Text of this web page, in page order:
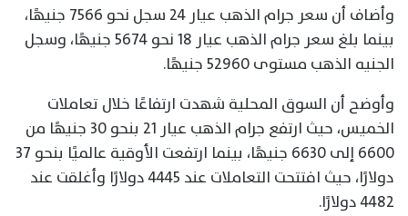
وأضاف أن سعر جرام الذهب عيار 24 سجل نحو 7566 جنيهًا،
بينما بلغ سعر جرام الذهب عيار 18 نحو 5674 جنيهًا، وسجل
الجنيه الذهب مستوى 52960 جنيهًا.
وأوضح أن السوق المحلية شهدت ارتفاعًا خلال تعاملات
الخميس، حيث ارتفع جرام الذهب عيار 21 بنحو 30 جنيهًا من
6600 إلى 6630 جنيهًا، بينما ارتفعت الأوقية عالميًا بنحو 37
دولارًا، حيث افتتحت التعاملات عند 4445 دولارًا وأغلقت عند
4482 دولارًا.